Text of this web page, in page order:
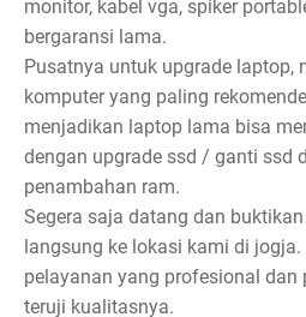
monitor, kabel vga, spiker
bergaransi lama.
Pusatnya untuk upgrade laptop,
komputer yang paling
menjadikan laptop lama bisa
dengan upgrade ssd / ganti ssd
penambahan ram.
Segera saja datang dan
langsung ke lokasi kami di
pelayanan yang profesional dan
teruji kualitasnya.